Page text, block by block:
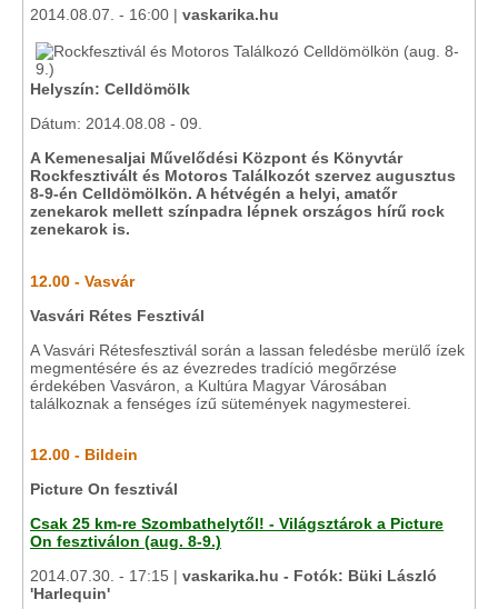
2014.08.07. - 16:00 | vaskarika.hu
Helyszín: Celldömölk
Dátum: 2014.08.08 - 09.
A Kemenesaljai Művelődési Központ és Könyvtár
Rockfesztivált és Motoros Találkozót szervez augusztus
8-9-én Celldömölkön. A hétvégén a helyi, amatőr
zenekarok mellett színpadra lépnek országos hírű rock
zenekarok is.
12.00 - Vasvár
Vasvári Rétes Fesztivál
A Vasvári Rétesfesztivál során a lassan feledésbe merülő ízek
megmentésére és az évezredes tradíció megőrzése
érdekében Vasváron, a Kultúra Magyar Városában
találkoznak a fenséges ízű sütemények nagymesterei.
12.00 - Bildein
Picture On fesztivál
Csak 25 km-re Szombathelytől! - Világsztárok a Picture
On fesztiválon (aug. 8-9.)
2014.07.30. - 17:15 | vaskarika.hu - Fotók: Büki László
'Harlequin'